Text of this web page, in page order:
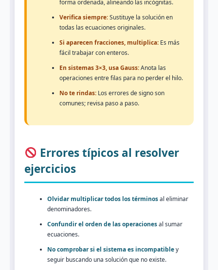
forma ordenada, alineando las incógnitas.
Verifica siempre:Sustituye la solución en
todas las ecuaciones originales.
Si aparecen fracciones, multiplica: Es más
fácil trabajar con enteros.
En sistemas 3×3, usa Gauss:Anota las
operaciones entre filas para no perder el hilo.
No te rindas: Los errores de signo son
comunes; revisa paso a paso.
Errores típicos al resolver
ejercicios
Olvidar multiplicar todos los términosal eliminar
denominadores.
Confundir el orden de las operacionesal sumar
ecuaciones.
No comprobar si el sistema es incompatibley
seguir buscando una solución que no existe.